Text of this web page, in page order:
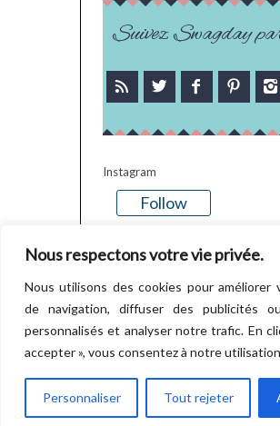
Nous respectons votre vie privée.
Nous utilisons des cookies pour améliorer
de navigation, diffuser des publicités
personnalisés et analyser notre trafic. En
accepter », vous consentez à notre
Personnaliser Tout rejeter
Suivez Swagday
Instagram
Follow
POWERED BY WORDPRESS.
THEMESINDEP
RETOUR EN HAUT